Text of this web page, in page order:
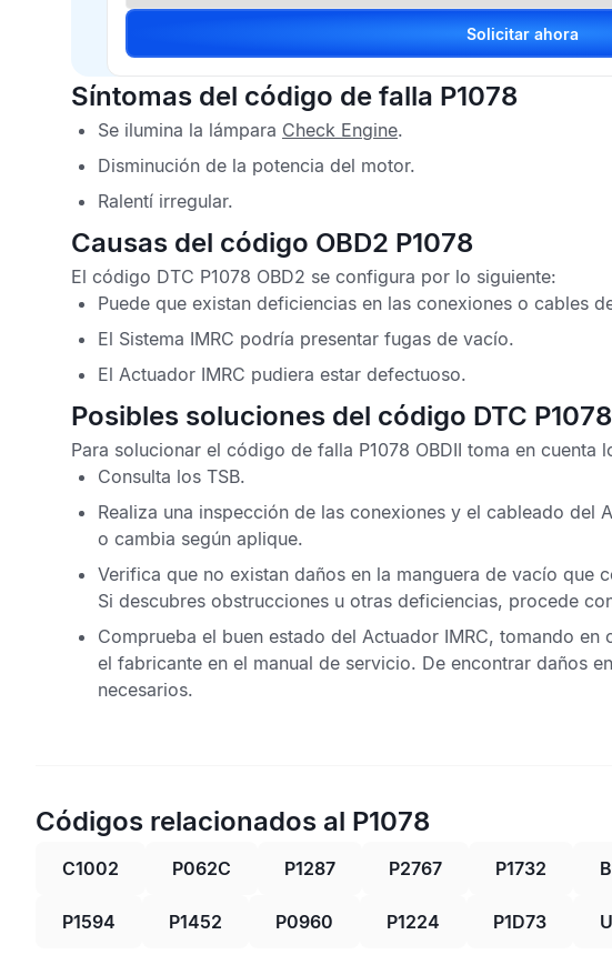
Solicitar ahora
Síntomas del código de falla P1078
Se ilumina la lámpara Check Engine.
Disminución de la potencia del motor.
Ralentí irregular.
Causas del código OBD2 P1078
El código DTC P1078 OBD2 se configura por lo siguiente:
Puede que existan deficiencias en las conexiones o cables
El Sistema IMRC podría presentar fugas de vacío.
El Actuador IMRC pudiera estar defectuoso.
Posibles soluciones del código DTC P1078
Para solucionar el código de falla P1078 OBDII toma en cuenta
Consulta los TSB.
Realiza una inspección de las conexiones y el cableado del
o cambia según aplique.
Verifica que no existan daños en la manguera de vacío que
Si descubres obstrucciones u otras deficiencias, procede
Comprueba el buen estado del Actuador IMRC, tomando
el fabricante en el manual de servicio. De encontrar daños
necesarios.
Códigos relacionados al P1078
C1002 P062C P1287 P2767 P1732
P1594 P1452 P0960 P1224 P1D73